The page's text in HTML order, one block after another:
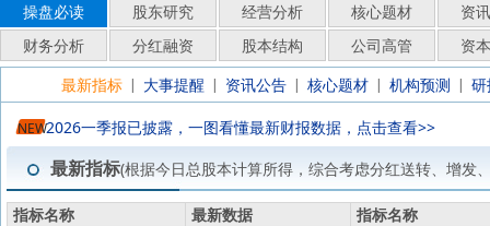
操盘必读
股东研究 经营分析 核心题材
资
财务分析
分红融资 股本结构 公司高管
资
最新指标 | 大事提醒 | 资讯公告 | 核心题材 | 机构预测 |
NEW2026一季报已披露，一图看懂最新财报数据，点击查看>>
最新指标(根据今日总股本计算所得，综合考虑分红送转、增发
指标名称 最新数据
指标名称